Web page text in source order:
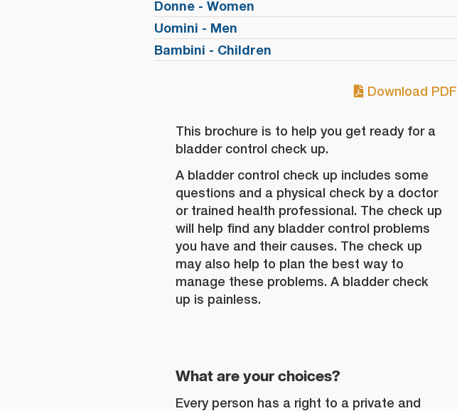
Donne - Women
Uomini - Men
Bambini - Children
Download PDF
This brochure is to help you get ready for a
bladder control check up.
A bladder control check up includes some
questions and a physical check by a doctor
or trained health professional. The check up
will help find any bladder control problems
you have and their causes. The check up
may also help to plan the best way to
manage these problems. A bladder check
up is painless.
What are your choices?
Every person has a right to a private and